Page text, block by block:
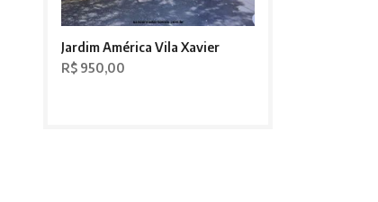
Jardim América Vila Xavier
R$ 950,00